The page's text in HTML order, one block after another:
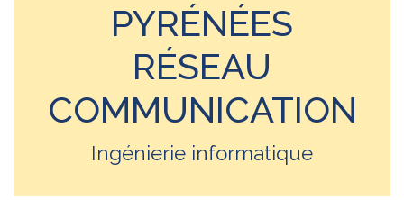
PYRÉNÉES
RÉSEAU
COMMUNICATION
Ingénierie informatique